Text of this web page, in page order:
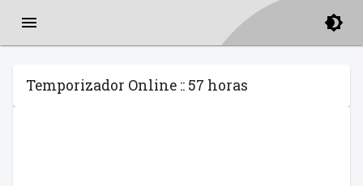
Temporizador Online :: 57 horas